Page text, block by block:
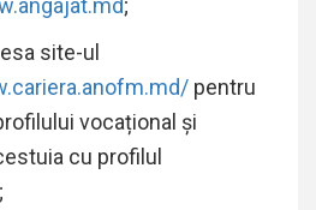
;
site-ul
pentru
vocațional și
cu profilul